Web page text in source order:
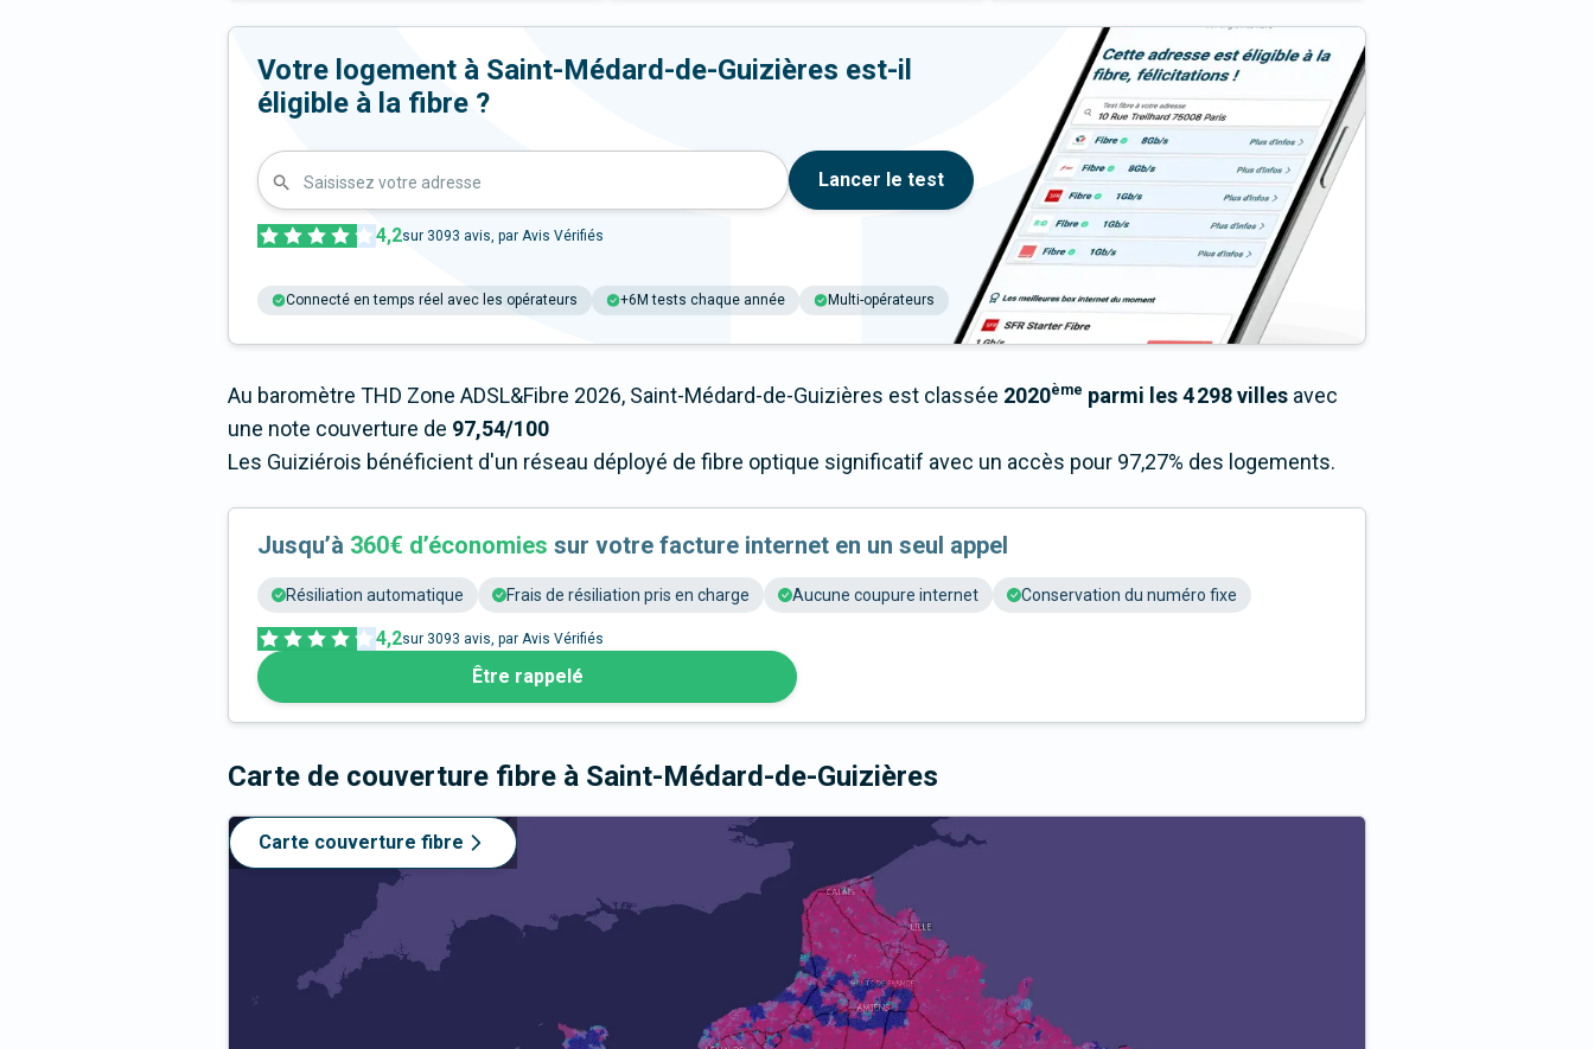
Votre logement à Saint-Médard-de-Guizières est-il
éligible à la fibre ?
Saisissez votre adresse Lancer le test
4,2sur 3093 avis, par Avis Vérifiés
Connecté en temps réel avec les opérateurs +6M tests chaque année Multi-opérateurs
Au baromètre THD Zone ADSL&Fibre 2026, Saint-Médard-de-Guizières est classée 2020ème parmi les 4 298 villes avec
une note couverture de 97,54/100
Les Guiziérois bénéficient d'un réseau déployé de fibre optique significatif avec un accès pour 97,27% des logements.
Jusqu’à 360€ d’économies sur votre facture internet en un seul appel
Résiliation automatique Frais de résiliation pris en charge Aucune coupure internet Conservation du numéro fixe
4,2sur 3093 avis, par Avis Vérifiés
Être rappelé
Carte de couverture fibre à Saint-Médard-de-Guizières
Carte couverture fibre